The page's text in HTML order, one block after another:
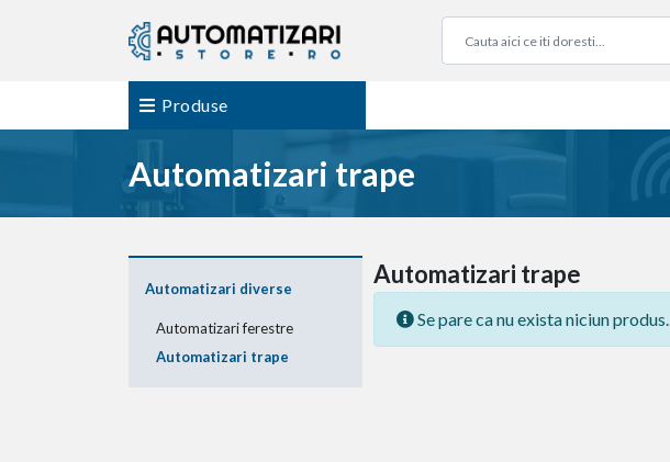
Produse
Automatizari trape
Automatizari diverse
Automatizari ferestre
Automatizari trape
Automatizari trape
Se pare ca nu exista niciun produs.